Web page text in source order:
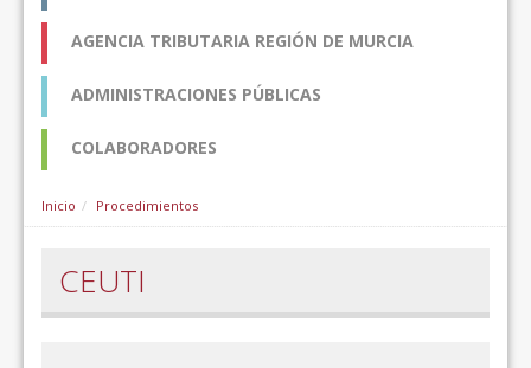
AGENCIA TRIBUTARIA REGIÓN DE MURCIA
ADMINISTRACIONES PÚBLICAS
COLABORADORES
Inicio Procedimientos
CEUTI